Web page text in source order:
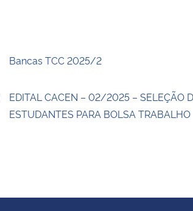
Bancas TCC 2025/2
EDITAL CACEN – 02/2025 – SELEÇÃO
ESTUDANTES PARA BOLSA TRABALHO